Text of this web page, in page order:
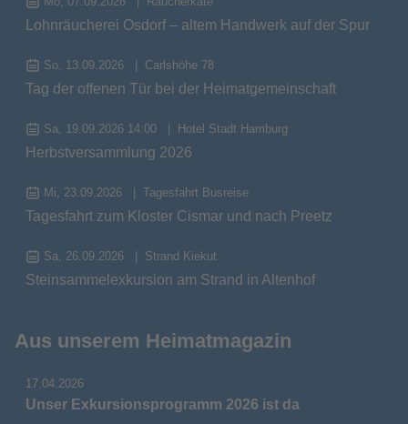
Lohnräucherei Osdorf – altem Handwerk auf der Spur
So, 13.09.2026 Carlshöhe 78
Tag der offenen Tür bei der Heimatgemeinschaft
Sa, 19.09.2026 14:00 Hotel Stadt Hamburg
Herbstversammlung 2026
Mi, 23.09.2026 Tagesfahrt Busreise
Tagesfahrt zum Kloster Cismar und nach Preetz
Sa, 26.09.2026 Strand Kiekut
Steinsammelexkursion am Strand in Altenhof
Aus unserem Heimatmagazin
17.04.2026
Unser Exkursionsprogramm 2026 ist da